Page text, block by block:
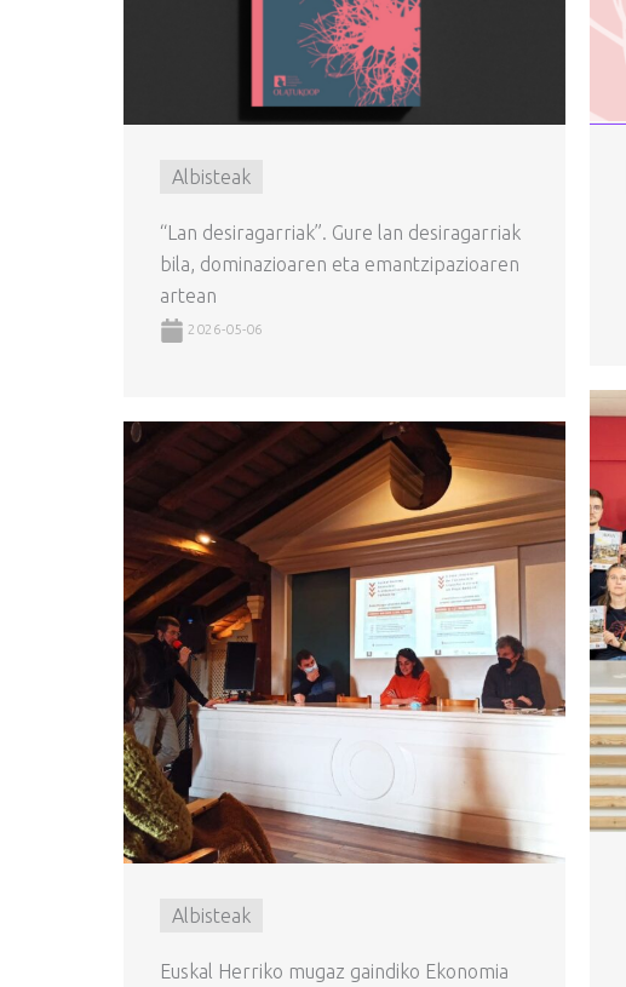
Albisteak
“Lan desiragarriak”. Gure lan desiragarriak
bila, dominazioaren eta emantzipazioaren
artean
2026-05-06
Albisteak
Euskal Herriko mugaz gaindiko Ekonomia